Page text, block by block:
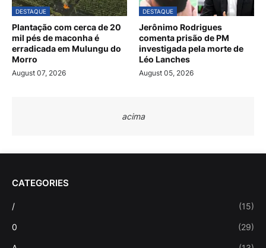
DESTAQUE
Plantação com cerca de 20
mil pés de maconha é
erradicada em Mulungu do
Morro
August 07, 2026
DESTAQUE
Jerônimo Rodrigues
comenta prisão de PM
investigada pela morte de
Léo Lanches
August 05, 2026
acima
CATEGORIES
/ (15)
0 (29)